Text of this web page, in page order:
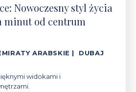
Nowoczesny styl życia
minut od centrum
ARABSKIE | DUBAJ
widokami i